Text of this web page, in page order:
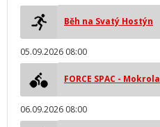
Běh na Svatý Hostýn
05.09.2026 08:00
FORCE SPAC -
06.09.2026 08:00